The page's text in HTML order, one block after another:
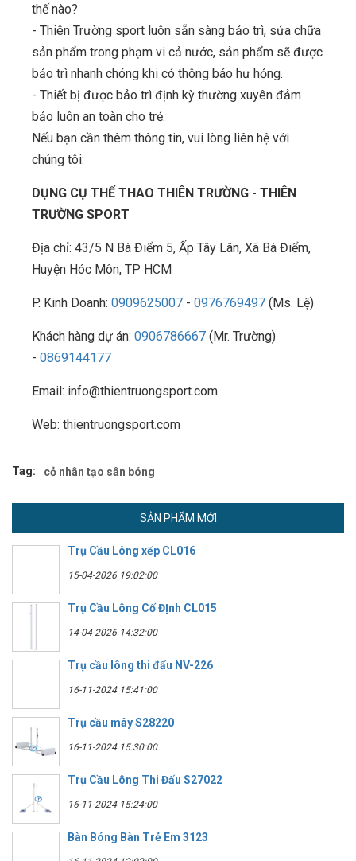
thế nào?
- Thiên Trường sport luôn sẵn sàng bảo trì, sửa chữa
sản phẩm trong phạm vi cả nước, sản phẩm sẽ được
bảo trì nhanh chóng khi có thông báo hư hỏng.
- Thiết bị được bảo trì định kỳ thường xuyên đảm
bảo luôn an toàn cho trẻ.
Nếu bạn cần thêm thông tin, vui lòng liên hệ với
chúng tôi:
DỤNG CỤ THỂ THAO THIÊN TRƯỜNG - THIÊN
TRƯỜNG SPORT
Địa chỉ: 43/5 N Bà Điểm 5, Ấp Tây Lân, Xã Bà Điểm,
Huyện Hóc Môn, TP HCM
P. Kinh Doanh: 0909625007 - 0976769497 (Ms. Lệ)
Khách hàng dự án: 0906786667 (Mr. Trường)
- 0869144177
Email: info@thientruongsport.com
Web: thientruongsport.com
Tag: cỏ nhân tạo sân bóng
SẢN PHẨM MỚI
Trụ Cầu Lông xếp CL016
15-04-2026 19:02:00
Trụ Cầu Lông Cố ĐỊnh CL015
14-04-2026 14:32:00
Trụ cầu lông thi đấu NV-226
16-11-2024 15:41:00
Trụ cầu mây S28220
16-11-2024 15:30:00
Trụ Cầu Lông Thi Đấu S27022
16-11-2024 15:24:00
Bàn Bóng Bàn Trẻ Em 3123